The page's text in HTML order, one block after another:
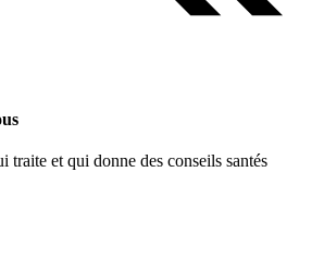
traite et qui donne des conseils santés